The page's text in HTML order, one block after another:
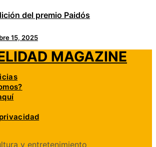
del premio Paidós
15, 2025
MAGAZINE
y entretenimiento